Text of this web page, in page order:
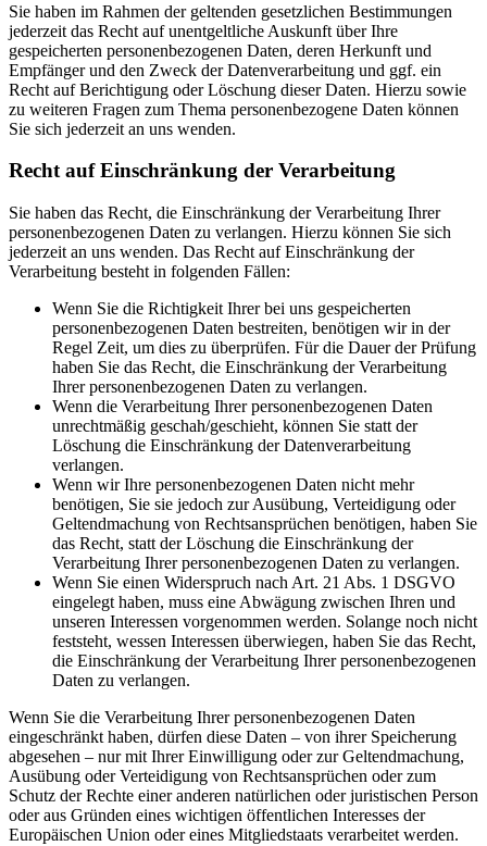
Sie haben im Rahmen der geltenden gesetzlichen Bestimmungen
jederzeit das Recht auf unentgeltliche Auskunft über Ihre
gespeicherten personenbezogenen Daten, deren Herkunft und
Empfänger und den Zweck der Datenverarbeitung und ggf. ein
Recht auf Berichtigung oder Löschung dieser Daten. Hierzu sowie
zu weiteren Fragen zum Thema personenbezogene Daten können
Sie sich jederzeit an uns wenden.
Recht auf Einschränkung der Verarbeitung
Sie haben das Recht, die Einschränkung der Verarbeitung Ihrer
personenbezogenen Daten zu verlangen. Hierzu können Sie sich
jederzeit an uns wenden. Das Recht auf Einschränkung der
Verarbeitung besteht in folgenden Fällen:
Wenn Sie die Richtigkeit Ihrer bei uns gespeicherten
personenbezogenen Daten bestreiten, benötigen wir in der
Regel Zeit, um dies zu überprüfen. Für die Dauer der Prüfung
haben Sie das Recht, die Einschränkung der Verarbeitung
Ihrer personenbezogenen Daten zu verlangen.
Wenn die Verarbeitung Ihrer personenbezogenen Daten
unrechtmäßig geschah/geschieht, können Sie statt der
Löschung die Einschränkung der Datenverarbeitung
verlangen.
Wenn wir Ihre personenbezogenen Daten nicht mehr
benötigen, Sie sie jedoch zur Ausübung, Verteidigung oder
Geltendmachung von Rechtsansprüchen benötigen, haben Sie
das Recht, statt der Löschung die Einschränkung der
Verarbeitung Ihrer personenbezogenen Daten zu verlangen.
Wenn Sie einen Widerspruch nach Art. 21 Abs. 1 DSGVO
eingelegt haben, muss eine Abwägung zwischen Ihren und
unseren Interessen vorgenommen werden. Solange noch nicht
feststeht, wessen Interessen überwiegen, haben Sie das Recht,
die Einschränkung der Verarbeitung Ihrer personenbezogenen
Daten zu verlangen.
Wenn Sie die Verarbeitung Ihrer personenbezogenen Daten
eingeschränkt haben, dürfen diese Daten – von ihrer Speicherung
abgesehen – nur mit Ihrer Einwilligung oder zur Geltendmachung,
Ausübung oder Verteidigung von Rechtsansprüchen oder zum
Schutz der Rechte einer anderen natürlichen oder juristischen Person
oder aus Gründen eines wichtigen öffentlichen Interesses der
Europäischen Union oder eines Mitgliedstaats verarbeitet werden.